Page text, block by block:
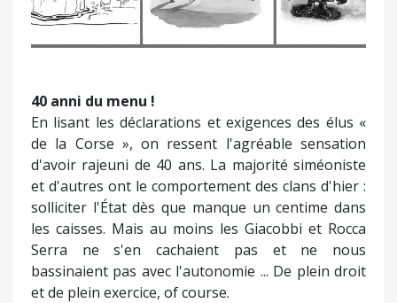
40 anni du menu !
En lisant les déclarations et exigences des élus «
de la Corse », on ressent l'agréable sensation
d'avoir rajeuni de 40 ans. La majorité siméoniste
et d'autres ont le comportement des clans d'hier :
solliciter l'État dès que manque un centime dans
les caisses. Mais au moins les Giacobbi et Rocca
Serra ne s'en cachaient pas et ne nous
bassinaient pas avec l'autonomie ... De plein droit
et de plein exercice, of course.